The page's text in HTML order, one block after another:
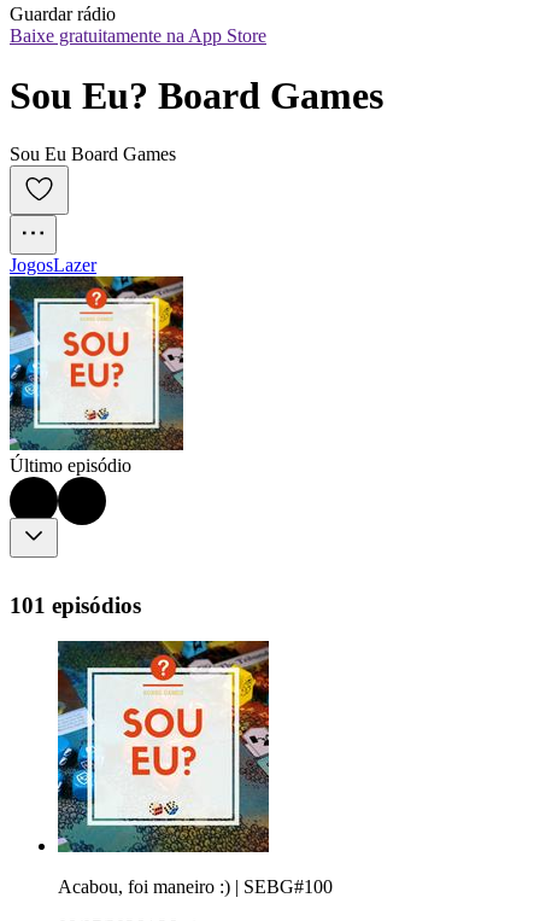
Guardar rádio
Baixe gratuitamente na App Store
Sou Eu? Board Games
Sou Eu Board Games
JogosLazer
Último episódio
101 episódios
Acabou, foi maneiro :) | SEBG#100